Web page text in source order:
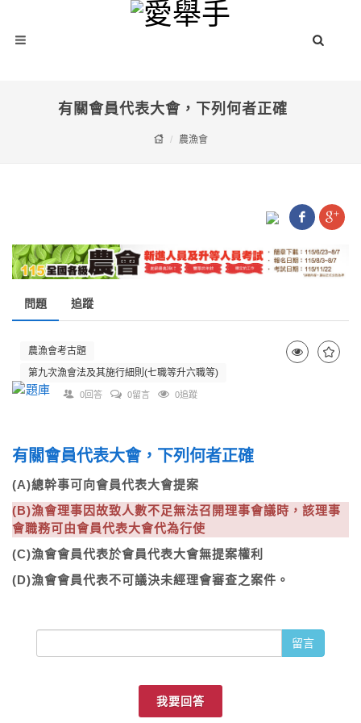
有關會員代表大會，下列何者正確
農漁會
問題 追蹤
農漁會考古題
第九次漁會法及其施行細則(七職等升六職等)
0回答 0留言 0追蹤
有關會員代表大會，下列何者正確
(A)總幹事可向會員代表大會提案
(B)漁會理事因故致人數不足無法召開理事會議時，該理事
會職務可由會員代表大會代為行使
(C)漁會會員代表於會員代表大會無提案權利
(D)漁會會員代表不可議決未經理會審查之案件。
留言
我要回答